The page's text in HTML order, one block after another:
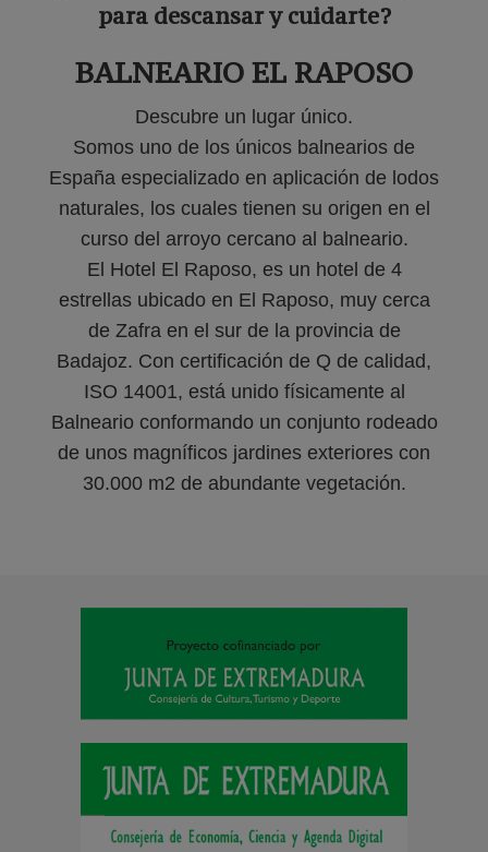
para descansar y cuidarte?
BALNEARIO EL RAPOSO
Descubre un lugar único.
Somos uno de los únicos balnearios de
España especializado en aplicación de lodos
naturales, los cuales tienen su origen en el
curso del arroyo cercano al balneario.
El Hotel El Raposo, es un hotel de 4
estrellas ubicado en El Raposo, muy cerca
de Zafra en el sur de la provincia de
Badajoz. Con certificación de Q de calidad,
ISO 14001, está unido físicamente al
Balneario conformando un conjunto rodeado
de unos magníficos jardines exteriores con
30.000 m2 de abundante vegetación.